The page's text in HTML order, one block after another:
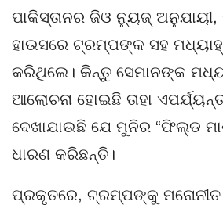
ପାକିସ୍ତାନର ଜିଓ ନ୍ୟୁଜ୍
ହାଉସରେ ଟ୍ରମ୍ପଙ୍କ ସହ
କରିଥିଲେ। କିନ୍ତୁ ସେମାନଙ୍କ
ଆଲୋଚନା ହୋଇଛି ତାହା
ଦେଖାଯାଉଛି ଯେ ମୁନିର “ଫିଲ୍ଡ
ଧାରଣ କରିଛନ୍ତି।
ପ୍ରକୃତରେ, ଟ୍ରମ୍ପଙ୍କୁ ମନୋନୀତ